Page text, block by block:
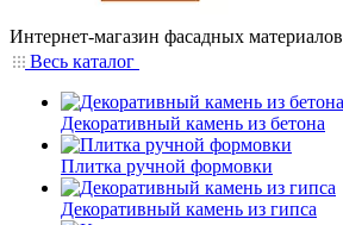
Интернет-магазин фасадных материалов
Весь каталог
Декоративный камень из бетона
Плитка ручной формовки
Декоративный камень из гипса